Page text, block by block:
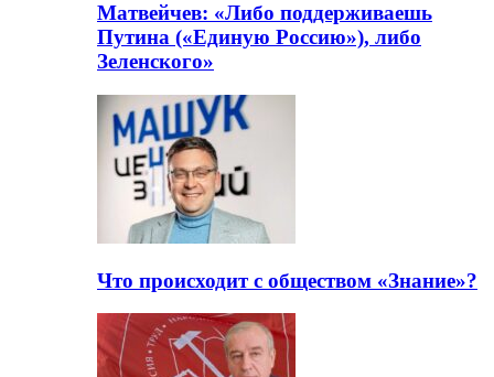
Матвейчев: «Либо поддерживаешь
Путина («Единую Россию»), либо
Зеленского»
Что происходит с обществом «Знание»?